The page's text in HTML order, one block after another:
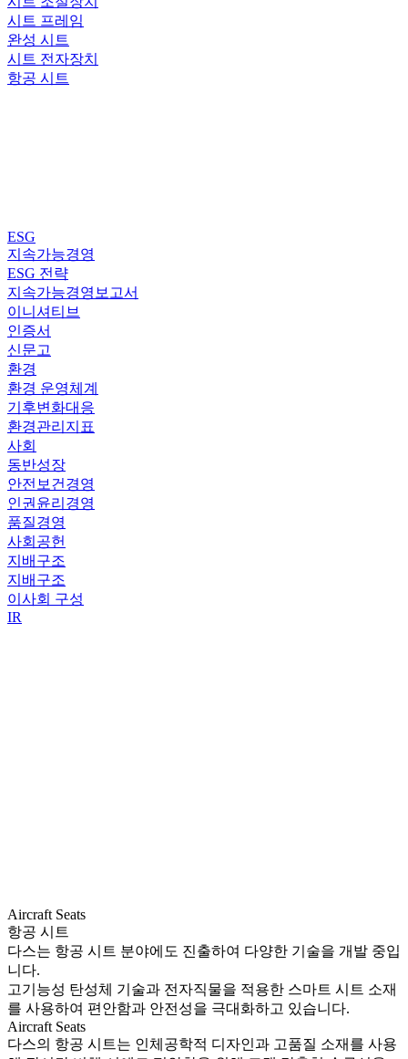
시트 프레임
완성 시트
시트 전자장치
항공 시트
ESG
지속가능경영
ESG 전략
지속가능경영보고서
이니셔티브
인증서
신문고
환경
환경 운영체계
기후변화대응
환경관리지표
사회
동반성장
안전보건경영
인권윤리경영
품질경영
사회공헌
지배구조
지배구조
이사회 구성
IR
Aircraft Seats
항공 시트
다스는 항공 시트 분야에도 진출하여 다양한 기술을 개발 중입
니다.
고기능성 탄성체 기술과 전자직물을 적용한 스마트 시트 소재
를 사용하여 편안함과 안전성을 극대화하고 있습니다.
Aircraft Seats
다스의 항공 시트는 인체공학적 디자인과 고품질 소재를 사용